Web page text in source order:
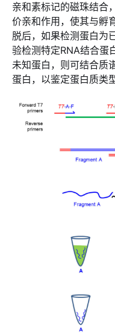
亲和素标记的磁珠结合
价亲和作用，使其与孵
脱后，如果检测蛋白为
验检测特定RNA结合蛋
未知蛋白，则可结合质
蛋白，以鉴定蛋白质类型